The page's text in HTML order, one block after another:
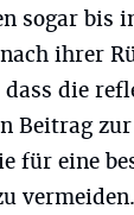
sogar bis
ihrer
die
Beitrag
für eine
vermeiden.